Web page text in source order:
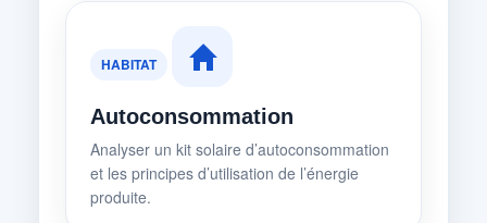
HABITAT
Autoconsommation
Analyser un kit solaire d’autoconsommation
et les principes d’utilisation de l’énergie
produite.